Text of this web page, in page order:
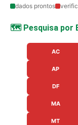
dados prontos
🗺️ Pesquisa por
AC
AP
DF
MA
MT